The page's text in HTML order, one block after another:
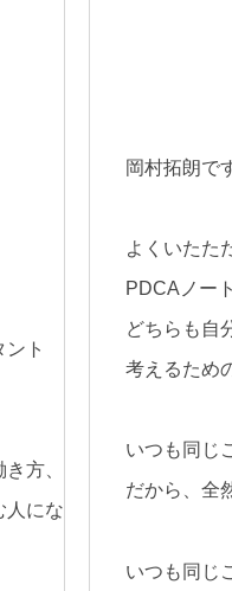
岡村拓朗で
よくいたた
PDCAノー
どちらも自
考えるため
いつも同じ
だから、全
いつも同じ
ト
方、
人にな